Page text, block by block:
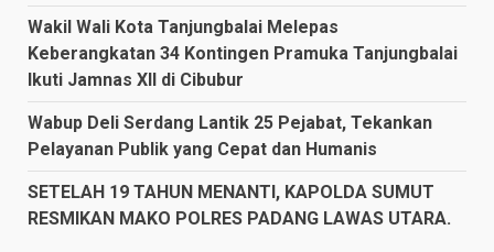
Wakil Wali Kota Tanjungbalai Melepas
Keberangkatan 34 Kontingen Pramuka Tanjungbalai
Ikuti Jamnas XII di Cibubur
Wabup Deli Serdang Lantik 25 Pejabat, Tekankan
Pelayanan Publik yang Cepat dan Humanis
SETELAH 19 TAHUN MENANTI, KAPOLDA SUMUT
RESMIKAN MAKO POLRES PADANG LAWAS UTARA.